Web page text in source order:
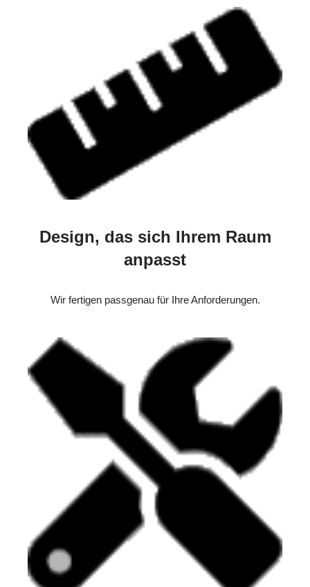
Design, das sich Ihrem Raum
anpasst
Wir fertigen passgenau für Ihre Anforderungen.